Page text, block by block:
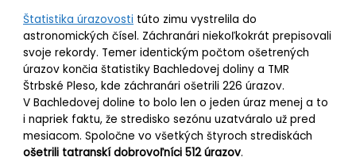
Štatistika úrazovosti túto zimu vystrelila do
astronomických čísel. Záchranári niekoľkokrát prepisovali
svoje rekordy. Temer identickým počtom ošetrených
úrazov končia štatistiky Bachledovej doliny a TMR
Štrbské Pleso, kde záchranári ošetrili 226 úrazov.
V Bachledovej doline to bolo len o jeden úraz menej a to
i napriek faktu, že stredisko sezónu uzatváralo už pred
mesiacom. Spoločne vo všetkých štyroch strediskách
ošetrili tatranskí dobrovoľníci 512 úrazov.